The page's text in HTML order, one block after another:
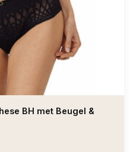
BH met Beugel &